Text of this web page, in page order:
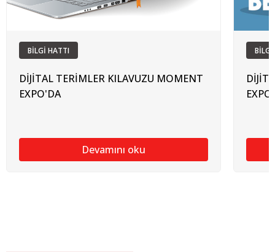
BİLGİ HATTI
DİJİTAL TERİMLER KILAVUZU MOMENT
EXPO'DA
Devamını oku